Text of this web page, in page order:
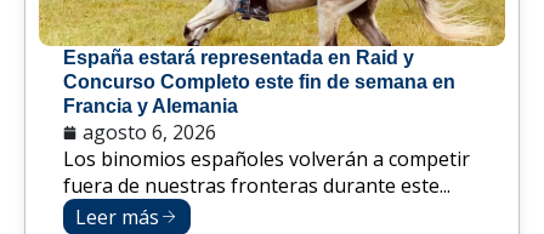
España estará representada en Raid y
Concurso Completo este fin de semana en
Francia y Alemania
agosto 6, 2026
Los binomios españoles volverán a competir
fuera de nuestras fronteras durante este...
Leer más